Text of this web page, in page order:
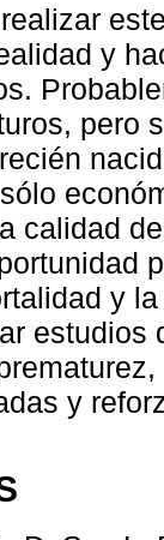
y
pero
calidad
y
estudios
y